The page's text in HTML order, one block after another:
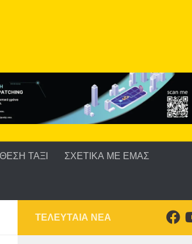
ΤΑΞΙ ΣΧΕΤΙΚΑ ΜΕ ΕΜΑΣ
ΤΕΛΕΥΤΑΙΑ ΝΕΑ